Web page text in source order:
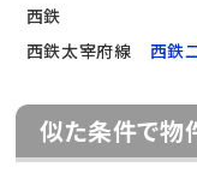
西鉄
西鉄太宰府線
西鉄
似た条件で物